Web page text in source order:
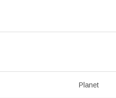
Planet